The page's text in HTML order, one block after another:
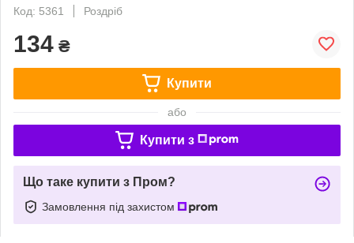
Код: 5361
Роздріб
134 ₴
Купити
або
Купити з
Що таке купити з Пром?
Замовлення під захистом